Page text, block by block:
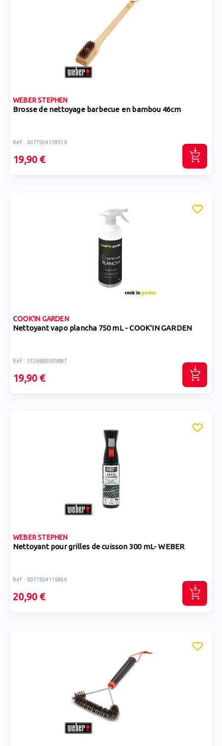
WEBER STEPHEN
Brosse de nettoyage barbecue en bambou 46cm
Réf : 0077924159510
19,90 €
COOK'IN GARDEN
Nettoyant vapo plancha 750 mL - COOK'IN GARDEN
Réf : 3326880009887
19,90 €
WEBER STEPHEN
Nettoyant pour grilles de cuisson 300 mL- WEBER
Réf : 0077924119866
20,90 €